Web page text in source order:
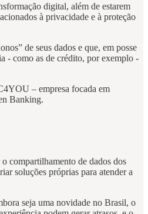
digital, além de estarem
à privacidade e à proteção
de seus dados e que, em posse
- como as de crédito, por exemplo -
– empresa focada em
Banking.
compartilhamento de dados dos
soluções próprias para atender a
seja uma novidade no Brasil, o